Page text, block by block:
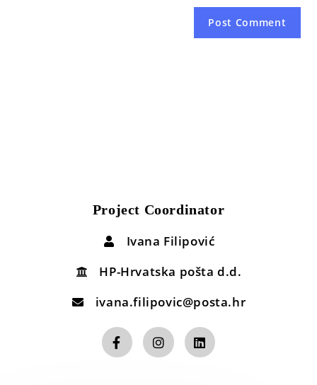
Project Coordinator
Ivana Filipović
HP-Hrvatska pošta d.d.
ivana.filipovic@posta.hr